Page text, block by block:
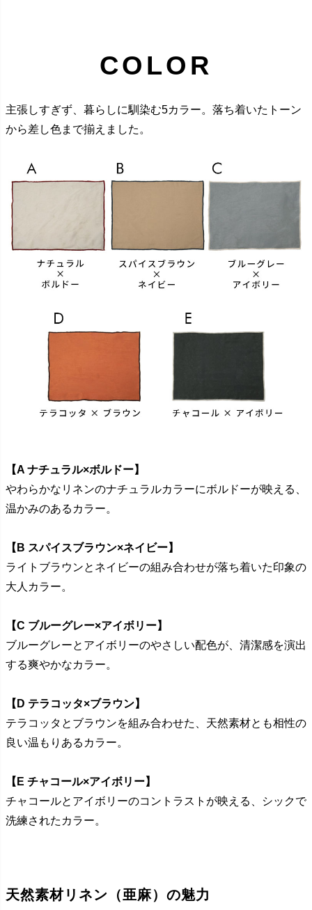
COLOR
主張しすぎず、暮らしに馴染む5カラー。落ち着いたトーン
から差し色まで揃えました。
【A ナチュラル×ボルドー】
やわらかなリネンのナチュラルカラーにボルドーが映える、
温かみのあるカラー。
【B スパイスブラウン×ネイビー】
ライトブラウンとネイビーの組み合わせが落ち着いた印象の
大人カラー。
【C ブルーグレー×アイボリー】
ブルーグレーとアイボリーのやさしい配色が、清潔感を演出
する爽やかなカラー。
【D テラコッタ×ブラウン】
テラコッタとブラウンを組み合わせた、天然素材とも相性の
良い温もりあるカラー。
【E チャコール×アイボリー】
チャコールとアイボリーのコントラストが映える、シックで
洗練されたカラー。
天然素材リネン（亜麻）の魅力